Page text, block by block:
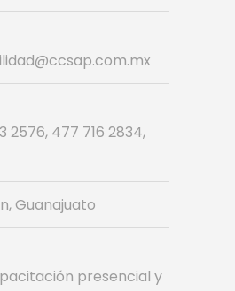
2576, 477 716 2834,
Guanajuato
presencial y